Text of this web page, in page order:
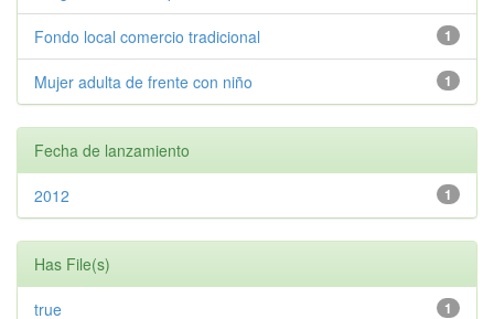
1
Fondo local comercio tradicional
1
Mujer adulta de frente con niño
Fecha de lanzamiento
1
2012
Has File(s)
1
true